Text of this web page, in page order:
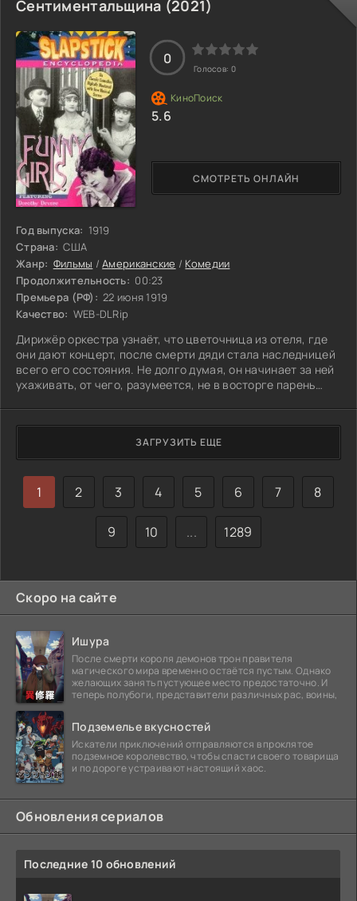
Сентиментальщина (2021)
Год выпуска: 1919
Страна: США
Жанр: Фильмы /Американские / Комедии
Продолжительность: 00:23
Премьера (РФ): 22 июня 1919
Качество: WEB-DLRip
Дирижёр оркестра узнаёт, что цветочница из отеля, где
они дают концерт, после смерти дяди стала наследницей
всего его состояния. Не долго думая, он начинает за ней
ухаживать, от чего, разумеется, не в восторге парень
СМОТРЕТЬ ОНЛАЙН
0
Голосов: 0
5.6
ЗАГРУЗИТЬ ЕЩЕ
1 2 3 4 5 6 7 8
9 10 ... 1289
Скоро на сайте
Ишура
После смерти короля демонов трон правителя
магического мира временно остаётся пустым. Однако
желающих занять пустующее место предостаточно. И
теперь полубоги, представители различных рас, воины,
Подземелье вкусностей
Искатели приключений отправляются в проклятое
подземное королевство, чтобы спасти своего товарища
и по дороге устраивают настоящий хаос.
Обновления сериалов
Последние 10 обновлений